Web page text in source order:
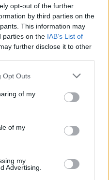
opt-out of the further
by third parties on the
This information may
parties on the IAB’s List of
further disclose it to other
uses one or more Google
behaviour. You may click to
and its third-party tags to
purposes in below Google
Opt Outs
of my
of my
my
Advertising.
ÁPRILIS
# ÁRAK
17:24